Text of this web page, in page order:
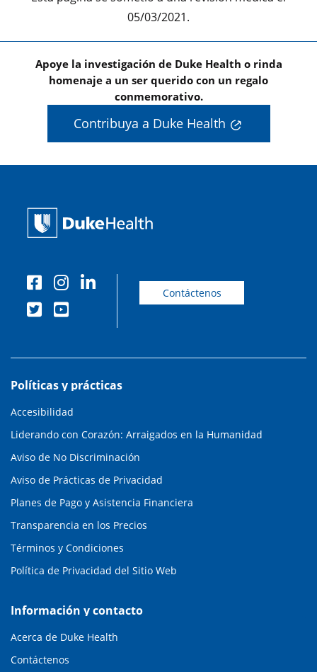
05/03/2021.
Apoye la investigación de Duke Health o rinda
homenaje a un ser querido con un regalo
conmemorativo.
Contribuya a Duke Health
Contáctenos
Políticas y prácticas
Accesibilidad
Liderando con Corazón: Arraigados en la Humanidad
Aviso de No Discriminación
Aviso de Prácticas de Privacidad
Planes de Pago y Asistencia Financiera
Transparencia en los Precios
Términos y Condiciones
Política de Privacidad del Sitio Web
Información y contacto
Acerca de Duke Health
Contáctenos